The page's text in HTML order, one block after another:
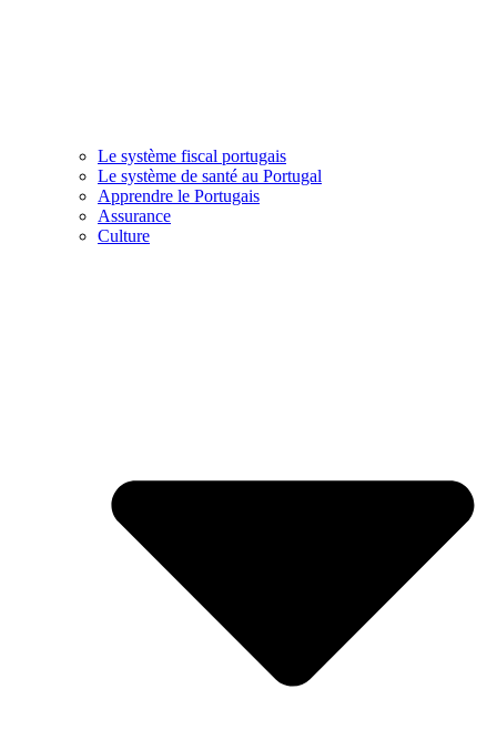
Le système fiscal portugais
Le système de santé au Portugal
Apprendre le Portugais
Assurance
Culture